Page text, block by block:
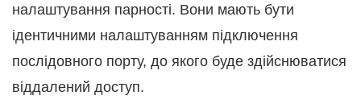
налаштування парності. Вони мають бути
ідентичними налаштуванням підключення
послідовного порту, до якого буде здійснюватися
віддалений доступ.